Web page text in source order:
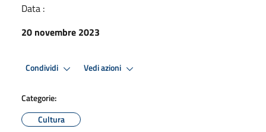
Data :
20 novembre 2023
Condividi Vedi azioni
Categorie:
Cultura